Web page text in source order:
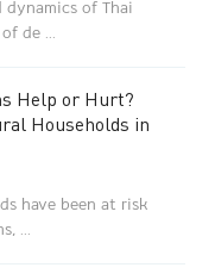
dynamics of Thai
de ...
Help or Hurt?
Households in
have been at risk
...